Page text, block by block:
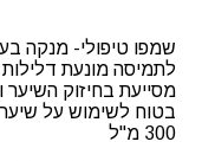
שמפו טיפולי- מנקה
לתמיסה מונעת
מסייעת בחיזוק השיער
בטוח לשימוש על
300 מ"ל